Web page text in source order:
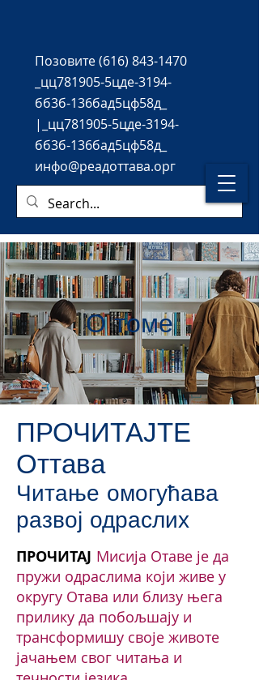
Позовите(616) 843-1470
_цц781905-5цде-3194-
бб3б-136бад5цф58д_
|_цц781905-5цде-3194-
бб3б-136бад5цф58д_
инфо@реадоттава.орг
О томе
ПРОЧИТАЈТЕ
Оттава
Читање омогућава
развој одраслих
ПРОЧИТАЈ Мисија Отаве је да
пружи одраслима који живе у
округу Отава или близу њега
прилику да побољшају и
трансформишу своје животе
јачањем свог читања и